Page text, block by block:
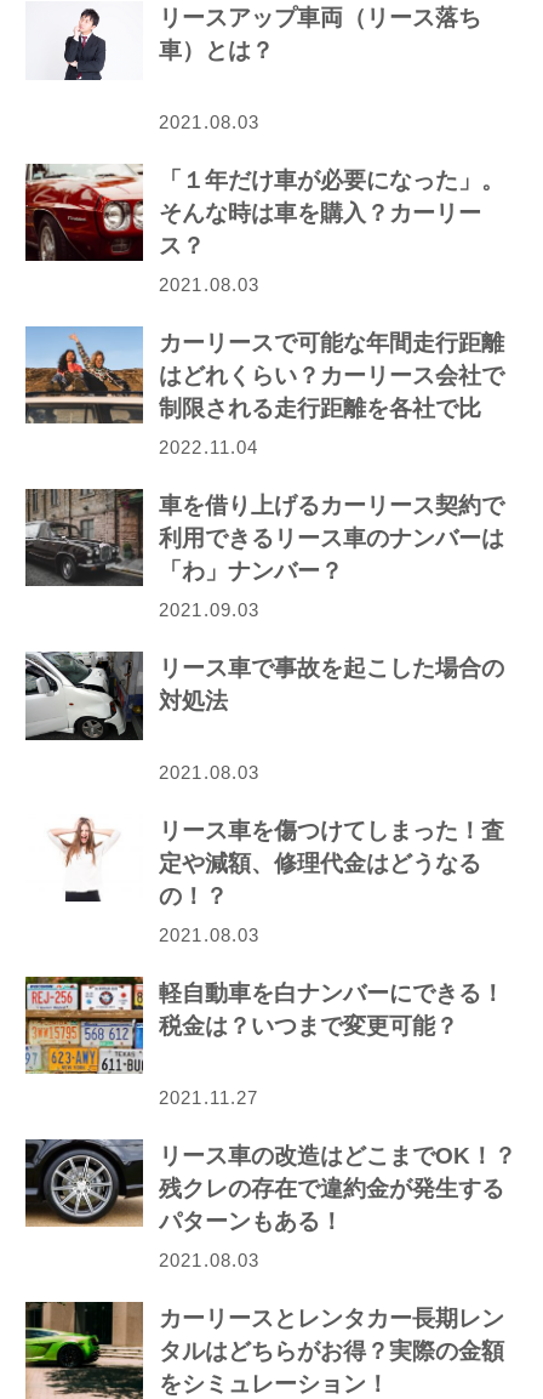
リースアップ車両（リース落ち
車）とは？
2021.08.03
「１年だけ車が必要になった」。
そんな時は車を購入？カーリー
ス？
2021.08.03
カーリースで可能な年間走行距離
はどれくらい？カーリース会社で
制限される走行距離を各社で比
較！
2022.11.04
車を借り上げるカーリース契約で
利用できるリース車のナンバーは
「わ」ナンバー？
2021.09.03
リース車で事故を起こした場合の
対処法
2021.08.03
リース車を傷つけてしまった！査
定や減額、修理代金はどうなる
の！？
2021.08.03
軽自動車を白ナンバーにできる！
税金は？いつまで変更可能？
2021.11.27
リース車の改造はどこまでOK！？
残クレの存在で違約金が発生する
パターンもある！
2021.08.03
カーリースとレンタカー長期レン
タルはどちらがお得？実際の金額
をシミュレーション！